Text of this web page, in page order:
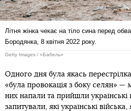
Літня жінка чекає на тіло сина перед
Бородянка, 8 квітня 2022 року.
Getty Images / «Бабель»
Одного дня була якась
«була провокація з боку селян» —
них напали та прийшли українські
запитували, які українські